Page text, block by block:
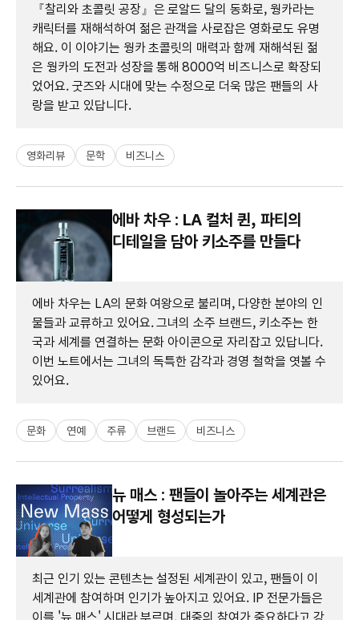
『찰리와 초콜릿 공장』은 로알드 달의 동화로, 웡카라는
캐릭터를 재해석하여 젊은 관객을 사로잡은 영화로도 유명
해요. 이 이야기는 웡카 초콜릿의 매력과 함께 재해석된 젊
은 웡카의 도전과 성장을 통해 8000억 비즈니스로 확장되
었어요. 굿즈와 시대에 맞는 수정으로 더욱 많은 팬들의 사
랑을 받고 있답니다.
영화리뷰 문학 비즈니스
에바 차우 : LA 컬처 퀸, 파티의
디테일을 담아 키소주를 만들다
에바 차우는 LA의 문화 여왕으로 불리며, 다양한 분야의 인
물들과 교류하고 있어요. 그녀의 소주 브랜드, 키소주는 한
국과 세계를 연결하는 문화 아이콘으로 자리잡고 있답니다.
이번 노트에서는 그녀의 독특한 감각과 경영 철학을 엿볼 수
있어요.
문화 연예 주류 브랜드 비즈니스
뉴 매스 : 팬들이 놀아주는 세계관은
어떻게 형성되는가
최근 인기 있는 콘텐츠는 설정된 세계관이 있고, 팬들이 이
세계관에 참여하며 인기가 높아지고 있어요. IP 전문가들은
이를 '뉴 매스' 시대라 부르며, 대중의 참여가 중요하다고 강